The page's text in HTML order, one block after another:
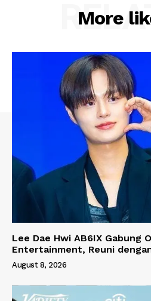
More
Lee Dae Hwi AB6IX Gabung
Entertainment, Reuni
August 8, 2026